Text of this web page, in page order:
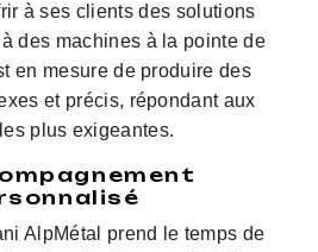
à ses clients des solutions
des machines à la pointe de
en mesure de produire des
et précis, répondant aux
plus exigeantes.
AlpMétal prend le temps de